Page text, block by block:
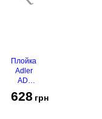
Плойка
Adler
AD-
2116
628 грн